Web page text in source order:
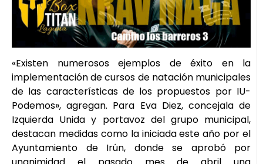
«Existen numerosos ejemplos de éxito en la
implementación de cursos de natación municipales
de las características de los propuestos por IU-
Podemos», agregan. Para Eva Diez, concejala de
Izquierda Unida y portavoz del grupo municipal,
destacan medidas como la iniciada este año por el
Ayuntamiento de Irún, donde se aprobó por